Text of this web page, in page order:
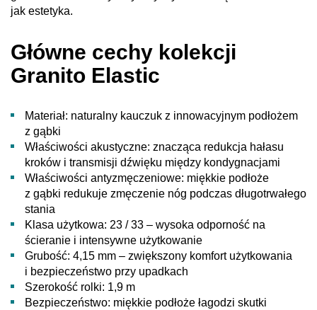
jak estetyka.
Główne cechy kolekcji
Granito Elastic
Materiał: naturalny kauczuk z innowacyjnym podłożem
z gąbki
Właściwości akustyczne: znacząca redukcja hałasu
kroków i transmisji dźwięku między kondygnacjami
Właściwości antyzmęczeniowe: miękkie podłoże
z gąbki redukuje zmęczenie nóg podczas długotrwałego
stania
Klasa użytkowa: 23 / 33 – wysoka odporność na
ścieranie i intensywne użytkowanie
Grubość: 4,15 mm – zwiększony komfort użytkowania
i bezpieczeństwo przy upadkach
Szerokość rolki: 1,9 m
Bezpieczeństwo: miękkie podłoże łagodzi skutki